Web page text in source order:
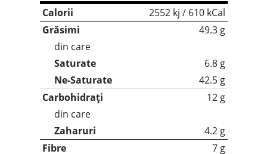
Calorii
2552 kj / 610 kCal
Grăsimi
49.3 g
din care
Saturate
6.8 g
Ne-Saturate
42.5 g
Carbohidrați
12 g
din care
Zaharuri
4.2 g
Fibre
7 g